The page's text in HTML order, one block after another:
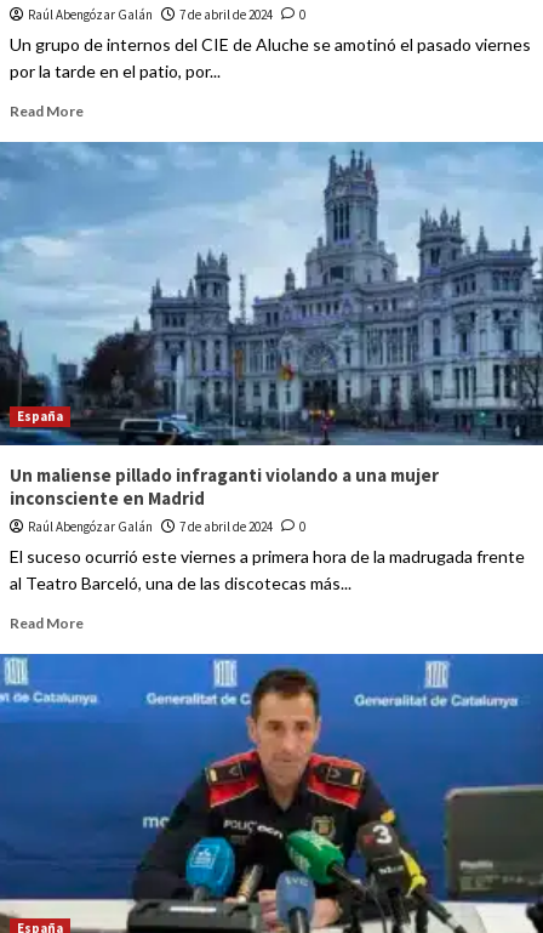
Raúl Abengózar Galán 7 de abril de 2024 0
Un grupo de internos del CIE de Aluche se amotinó el pasado viernes
por la tarde en el patio, por...
Read More
España
Un maliense pillado infraganti violando a una mujer
inconsciente en Madrid
Raúl Abengózar Galán 7 de abril de 2024 0
El suceso ocurrió este viernes a primera hora de la madrugada frente
al Teatro Barceló, una de las discotecas más...
Read More
España